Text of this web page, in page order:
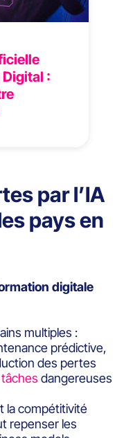
:
par l’IA
pays en
digitale
multiples :
prédictive,
des pertes
dangereuses
la compétitivité
repenser les